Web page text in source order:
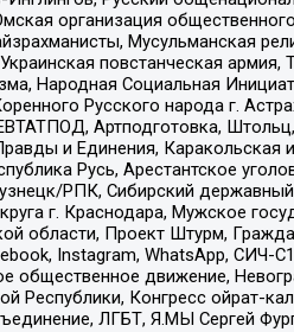
организация
Мусульманская
повстанческая армия,
Народная Социальная
Русского народа г.
Артподготовка,
и Единения, Каракольская
Русь, Арестантское
РПК, Сибирский
г. Краснодара, Мужское
области, Проект Штурм,
Instagram, WhatsApp,
общественное движение,
Республики, Конгресс ойрат-
ЛГБТ, Я.МЫ Сергей